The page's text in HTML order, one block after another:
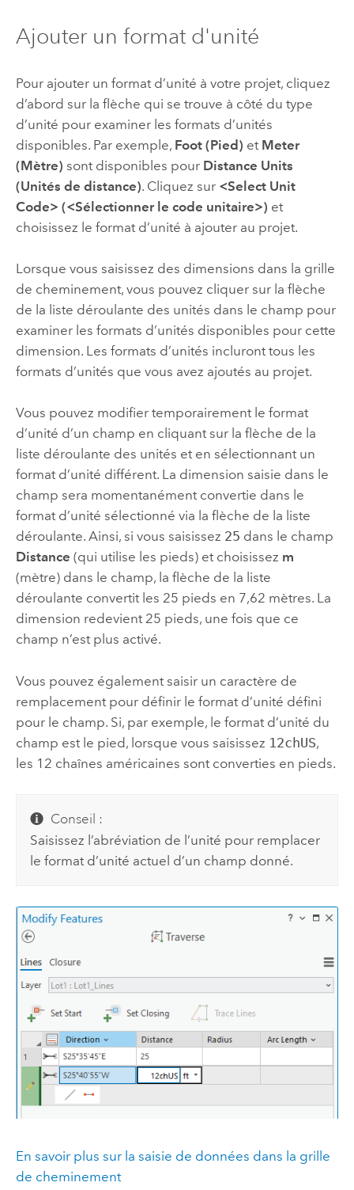
Ajouter un format d'unité
Pour ajouter un format d’unité à votre projet, cliquez
d’abord sur la flèche qui se trouve à côté du type
d’unité pour examiner les formats d’unités
disponibles. Par exemple, Foot (Pied) et Meter
(Mètre) sont disponibles pour Distance Units
(Unités de distance). Cliquez sur <Select Unit
Code> (<Sélectionner le code unitaire>) et
choisissez le format d’unité à ajouter au projet.
Lorsque vous saisissez des dimensions dans la grille
de cheminement, vous pouvez cliquer sur la flèche
de la liste déroulante des unités dans le champ pour
examiner les formats d’unités disponibles pour cette
dimension. Les formats d’unités incluront tous les
formats d’unités que vous avez ajoutés au projet.
Vous pouvez modifier temporairement le format
d’unité d’un champ en cliquant sur la flèche de la
liste déroulante des unités et en sélectionnant un
format d’unité différent. La dimension saisie dans le
champ sera momentanément convertie dans le
format d’unité sélectionné via la flèche de la liste
déroulante. Ainsi, si vous saisissez 25 dans le champ
Distance (qui utilise les pieds) et choisissez m
(mètre) dans le champ, la flèche de la liste
déroulante convertit les 25 pieds en 7,62 mètres. La
dimension redevient 25 pieds, une fois que ce
champ n’est plus activé.
Vous pouvez également saisir un caractère de
remplacement pour définir le format d’unité défini
pour le champ. Si, par exemple, le format d’unité du
champ est le pied, lorsque vous saisissez 12chUS,
les 12 chaînes américaines sont converties en pieds.
Conseil :
Saisissez l’abréviation de l’unité pour remplacer
le format d’unité actuel d’un champ donné.
En savoir plus sur la saisie de données dans la grille
de cheminement